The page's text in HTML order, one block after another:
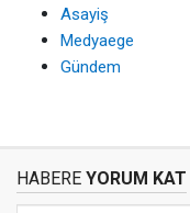
Asayiş
Medyaege
Gündem
HABERE YORUM KAT